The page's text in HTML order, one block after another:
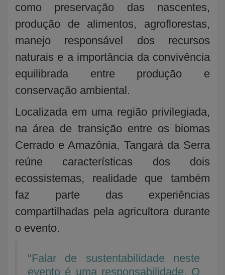
como preservação das nascentes,
produção de alimentos, agroflorestas,
manejo responsável dos recursos
naturais e a importância da convivência
equilibrada entre produção e
conservação ambiental.
Localizada em uma região privilegiada,
na área de transição entre os biomas
Cerrado e Amazônia, Tangará da Serra
reúne características dos dois
ecossistemas, realidade que também
faz parte das experiências
compartilhadas pela agricultora durante
o evento.
"Falar de sustentabilidade neste
evento é uma responsabilidade. O